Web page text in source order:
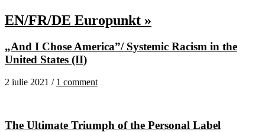
EN/FR/DE Europunkt »
„And I Chose America”/ Systemic Racism in the
United States (II)
2 iulie 2021 / 1 comment
The Ultimate Triumph of the Personal Label